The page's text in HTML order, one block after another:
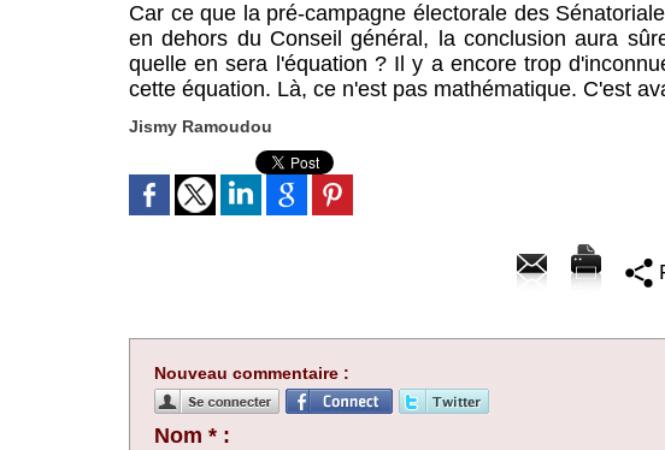
Car ce que la pré-campagne électorale des
en dehors du Conseil général, la conclusion aura
quelle en sera l'équation ? Il y a encore trop
cette équation. Là, ce n'est pas mathématique. C'est
Jismy Ramoudou
Nouveau commentaire :
Nom * :